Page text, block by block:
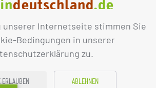
unserer Internetseite stimmen Sie
Bedingungen in unserer
zu.
ERLAUBEN ABLEHNEN
IMPRESSUM DATENSCHUTZ